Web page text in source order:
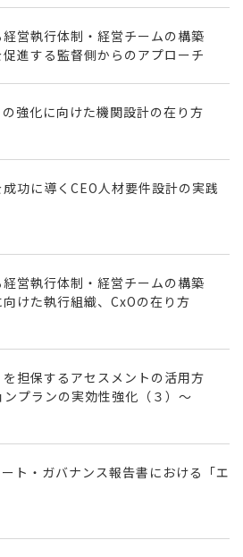
経営執行体制・経営チームの構築
進する監督側からのアプローチ
強化に向けた機関設計の在り方
功に導くCEO人材要件設計の実践
経営執行体制・経営チームの構築
けた執行組織、CxOの在り方
を担保するアセスメントの活用方
プランの実効性強化（３）～
ト・ガバナンス報告書における「エ